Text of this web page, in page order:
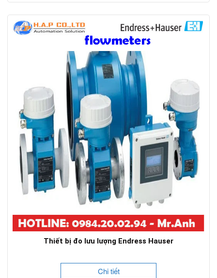
Thiết bị đo lưu lượng Endress Hauser
Chi tiết